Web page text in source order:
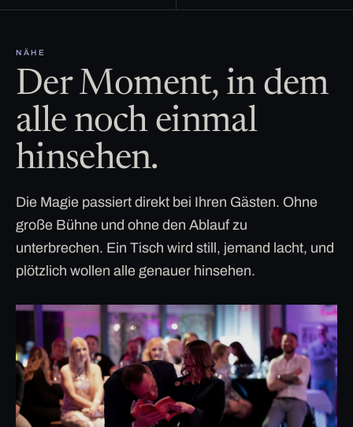
NÄHE
Der Moment, in dem
alle noch einmal
hinsehen.
Die Magie passiert direkt bei Ihren Gästen. Ohne
große Bühne und ohne den Ablauf zu
unterbrechen. Ein Tisch wird still, jemand lacht, und
plötzlich wollen alle genauer hinsehen.